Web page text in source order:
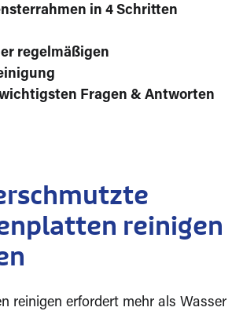
in 4 Schritten
regelmäßigen
wichtigsten Fragen & Antworten
reinigen
reinigen erfordert mehr als Wasser